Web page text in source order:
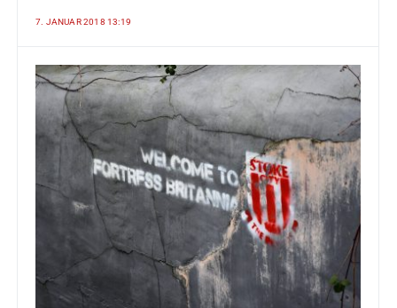
7. JANUAR 2018 13:19